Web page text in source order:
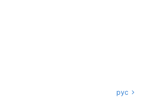
рус